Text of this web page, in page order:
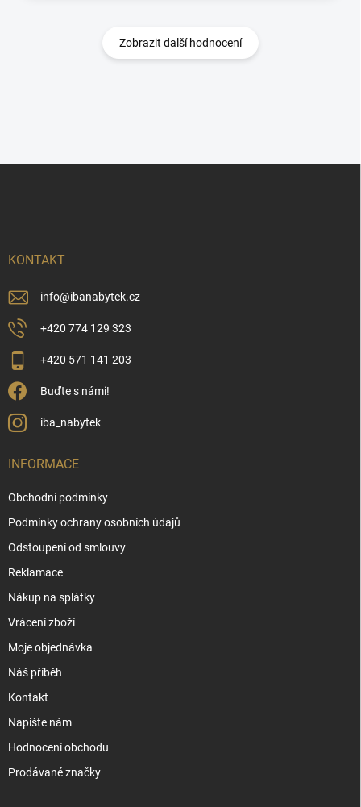
Zobrazit další hodnocení
KONTAKT
info@ibanabytek.cz
+420 774 129 323
+420 571 141 203
Buďte s námi!
iba_nabytek
INFORMACE
Obchodní podmínky
Podmínky ochrany osobních údajů
Odstoupení od smlouvy
Reklamace
Nákup na splátky
Vrácení zboží
Moje objednávka
Náš příběh
Kontakt
Napište nám
Hodnocení obchodu
Prodávané značky